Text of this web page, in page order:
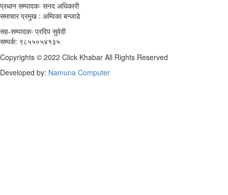
प्रधान सम्पादकः सनद अधिकारी
समाचार प्रमुख : अम्विका बन्जाडे
सह-सम्पादकः प्रदिप सुवेदी
सम्पर्क: ९८५५०५४१३५
Copyrights © 2022 Click Khabar All Rights Reserved
Developed by: Namuna Computer